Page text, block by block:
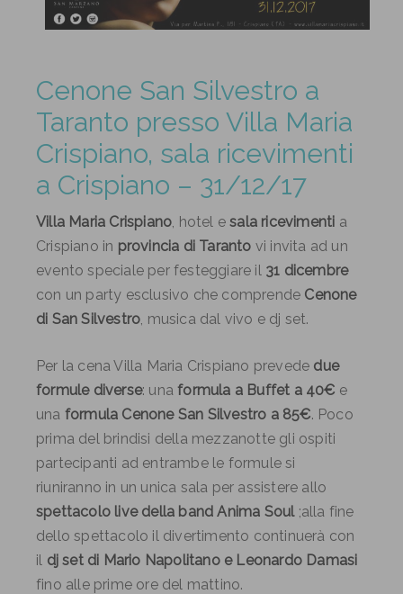
Cenone San Silvestro a
Taranto presso Villa Maria
Crispiano, sala ricevimenti
a Crispiano – 31/12/17
Villa Maria Crispiano, hotel esala ricevimenti a
Crispiano in provincia di Taranto vi invita ad un
evento speciale per festeggiare il 31 dicembre
con un party esclusivo che comprende Cenone
di San Silvestro, musica dal vivo e dj set.
Per la cena Villa Maria Crispiano prevede due
formule diverse: unaformula a Buffet a 40€ e
una formula Cenone San Silvestro a 85€. Poco
prima del brindisi della mezzanotte gli ospiti
partecipanti ad entrambe le formule si
riuniranno in un unica sala per assistere allo
spettacolo live della band Anima Soul;alla fine
dello spettacolo il divertimento continuerà con
il dj set di Mario Napolitano e Leonardo Damasi
fino alle prime ore del mattino.